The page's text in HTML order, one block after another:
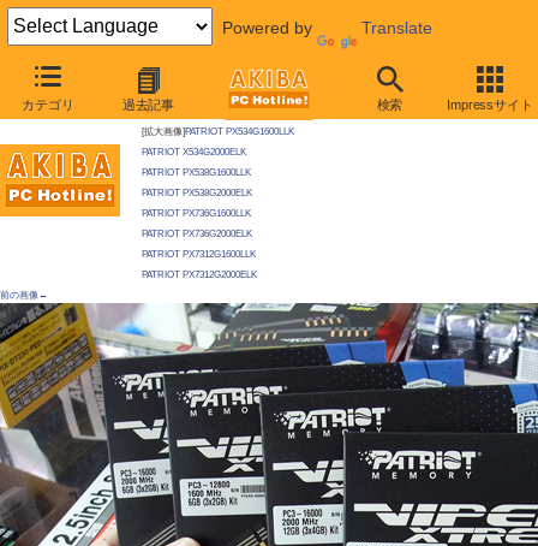
Powered by Translate
カテゴリ 過去記事 検索 Impressサイト
AKIBA PC Hotline! 2010年11月13日号
今週見つけた新製品：メモリ/関連製品
[拡大画像] PATRIOT PX534G1600LLK
PATRIOT X534G2000ELK
PATRIOT PX538G1600LLK
PATRIOT PX538G2000ELK
PATRIOT PX736G1600LLK
PATRIOT PX736G2000ELK
PATRIOT PX7312G1600LLK
PATRIOT PX7312G2000ELK
前の画像←